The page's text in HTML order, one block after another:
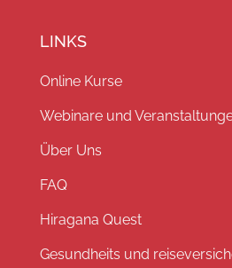
LINKS
Online Kurse
Webinare und
Über Uns
FAQ
Hiragana Quest
Gesundheits und